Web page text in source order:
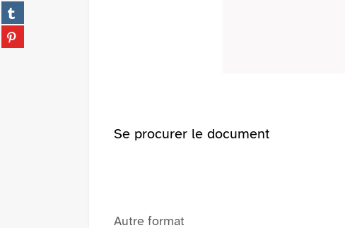
(Nouvelle
fenêtre)
facebook
(Nouvelle
fenêtre)
Partager
sur
tumblr
Partager
sur
Se procurer le document
Autre format